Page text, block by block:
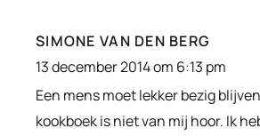
SIMONE VAN DEN BERG
13 december 2014 om 6:13 pm
Een mens moet lekker bezig
kookboek is niet van mij hoor. Ik